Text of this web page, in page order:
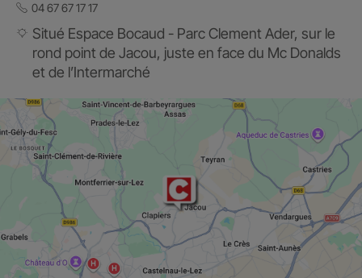
04 67 67 17 17
Situé Espace Bocaud - Parc Clement Ader, sur le
rond point de Jacou, juste en face du Mc Donalds
et de l’Intermarché